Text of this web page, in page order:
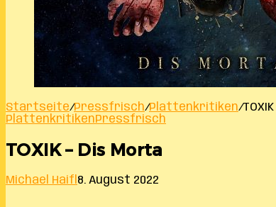
Startseite/Pressfrisch/Plattenkritiken/
PlattenkritikenPressfrisch
TOXIK – Dis Morta
Michael Haifl 8. August 2022